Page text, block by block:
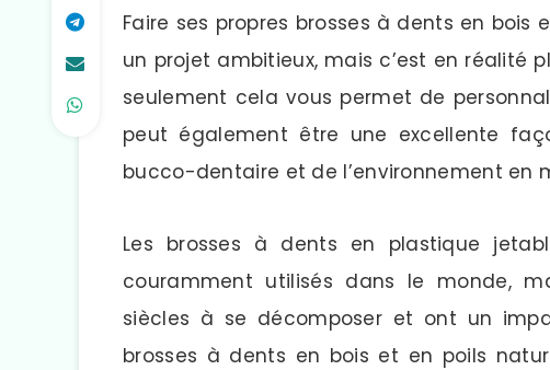
Faire ses propres brosses à dents en
un projet ambitieux, mais c’est en réalité
seulement cela vous permet de
peut également être une excellente
bucco-dentaire et de l’environnement en
Les brosses à dents en plastique
couramment utilisés dans le monde,
siècles à se décomposer et ont un
brosses à dents en bois et en poils